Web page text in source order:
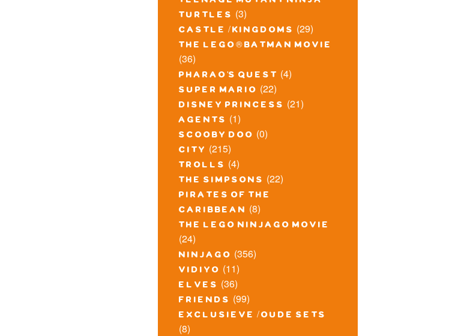
turtles (3)
castle / kingdoms (29)
the lego® batman movie
(36)
pharao's quest (4)
super mario (22)
disney princess (21)
agents (1)
scooby doo (0)
city (215)
trolls (4)
the simpsons (22)
pirates of the
caribbean (8)
the lego ninjago movie
(24)
ninjago (356)
vidiyo (11)
elves (36)
friends (99)
exclusieve / oude sets
(8)